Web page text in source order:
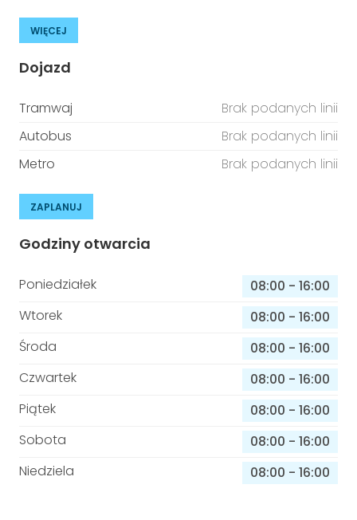
WIĘCEJ
Dojazd
Tramwaj
Brak podanych linii
Autobus
Brak podanych linii
Metro
Brak podanych linii
ZAPLANUJ
Godziny otwarcia
Poniedziałek 08:00 - 16:00
Wtorek
08:00 - 16:00
Środa
08:00 - 16:00
Czwartek
08:00 - 16:00
Piątek
08:00 - 16:00
Sobota
08:00 - 16:00
Niedziela
08:00 - 16:00